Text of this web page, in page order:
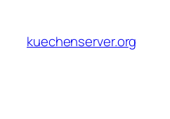
content
kuechenserver.org